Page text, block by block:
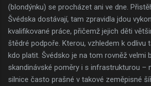
(blondýnku) se procházet ani ve dne.
Švédska dostávají, tam zpravidla jdou
kvalifikované práce, přičemž jejich děti
štědré podpoře. Kterou, vzhledem k odlivu
kdo platit. Švédsko je na tom rovněž velmi
skandinávské poměry i s infrastrukturou –
silnice často prašné v takové zeměpisné